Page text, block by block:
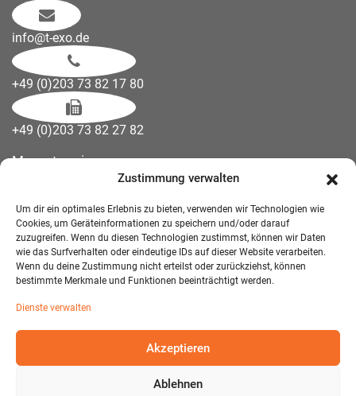
Zustimmung verwalten
Um dir ein optimales Erlebnis zu bieten, verwenden wir Technologien wie
Cookies, um Geräteinformationen zu speichern und/oder darauf
zuzugreifen. Wenn du diesen Technologien zustimmst, können wir Daten
wie das Surfverhalten oder eindeutige IDs auf dieser Website verarbeiten.
Wenn du deine Zustimmung nicht erteilst oder zurückziehst, können
bestimmte Merkmale und Funktionen beeinträchtigt werden.
Dienste verwalten
Akzeptieren
Ablehnen
info@t-exo.de
+49 (0)203 73 82 17 80
+49 (0)203 73 82 27 82
Messetermine
Downloads
Wandelemente
Über uns
Impressum
AGB Mietmöbel
Datenschutzerklärung
© 2026 T-EXO GmbH Mietmöbel - Alle Rechte vorbehalten.